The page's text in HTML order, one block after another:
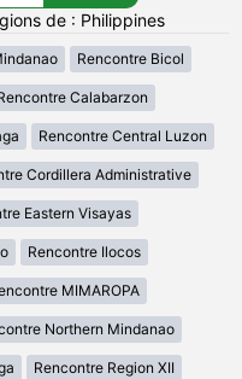
de : Philippines
Rencontre Bicol
Calabarzon
Rencontre Central Luzon
Cordillera Administrative
Eastern Visayas
Rencontre Ilocos
MIMAROPA
Northern Mindanao
Rencontre Region XII